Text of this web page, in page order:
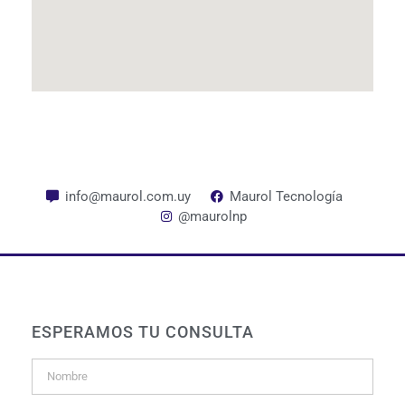
info@maurol.com.uy
Maurol Tecnología
@maurolnp
ESPERAMOS TU CONSULTA